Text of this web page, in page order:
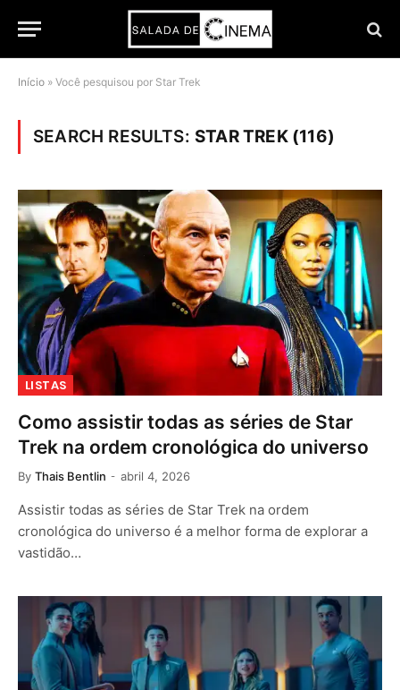
Início » Você pesquisou por Star Trek
SEARCH RESULTS: STAR TREK (116)
LISTAS
Como assistir todas as séries de Star
Trek na ordem cronológica do universo
By Thais Bentlin abril 4, 2026
Assistir todas as séries de Star Trek na ordem
cronológica do universo é a melhor forma de explorar a
vastidão…